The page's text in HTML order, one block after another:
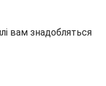
вам знадобляться